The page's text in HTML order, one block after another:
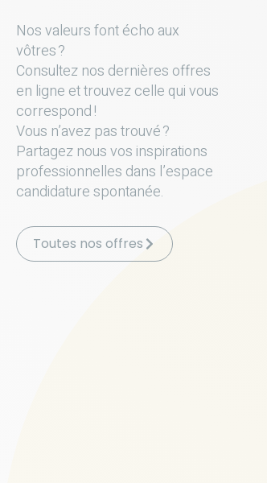
Nos valeurs font écho aux
vôtres ?
Consultez nos dernières offres
en ligne et trouvez celle qui vous
correspond !
Vous n’avez pas trouvé ?
Partagez nous vos inspirations
professionnelles dans l’espace
candidature spontanée.
Toutes nos offres